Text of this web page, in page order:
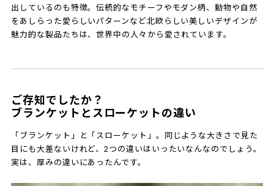
出しているのも特徴。伝統的なモチーフやモダン柄、動物や自然
をあしらった愛らしいパターンなど北欧らしい美しいデザインが
魅力的な製品たちは、世界中の人々から愛されています。
ご存知でしたか？
ブランケットとスローケットの違い
「ブランケット」と「スローケット」。同じような大きさで見た
目にも大差ないけれど、2つの違いはいったいなんなのでしょう。
実は、厚みの違いにあったんです。